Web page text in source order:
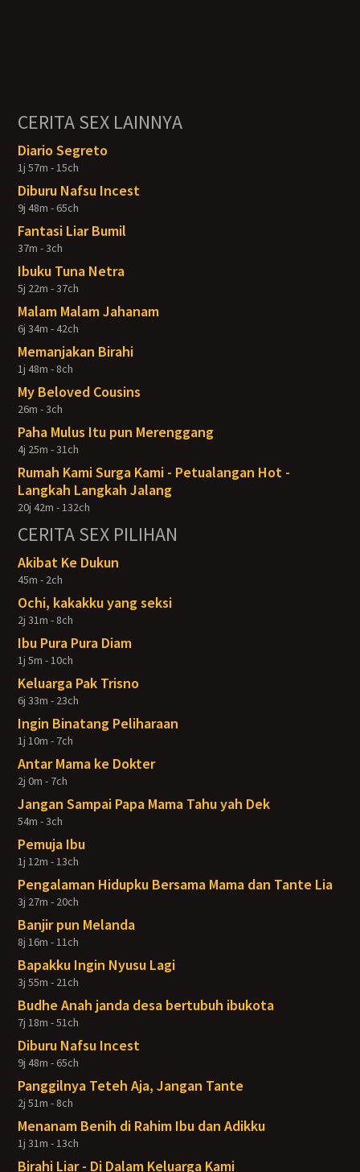
CERITA SEX LAINNYA
Diario Segreto
1j 57m - 15ch
Diburu Nafsu Incest
9j 48m - 65ch
Fantasi Liar Bumil
37m - 3ch
Ibuku Tuna Netra
5j 22m - 37ch
Malam Malam Jahanam
6j 34m - 42ch
Memanjakan Birahi
1j 48m - 8ch
My Beloved Cousins
26m - 3ch
Paha Mulus Itu pun Merenggang
4j 25m - 31ch
Rumah Kami Surga Kami - Petualangan Hot -
Langkah Langkah Jalang
20j 42m - 132ch
CERITA SEX PILIHAN
Akibat Ke Dukun
45m - 2ch
Ochi, kakakku yang seksi
2j 31m - 8ch
Ibu Pura Pura Diam
1j 5m - 10ch
Keluarga Pak Trisno
6j 33m - 23ch
Ingin Binatang Peliharaan
1j 10m - 7ch
Antar Mama ke Dokter
2j 0m - 7ch
Jangan Sampai Papa Mama Tahu yah Dek
54m - 3ch
Pemuja Ibu
1j 12m - 13ch
Pengalaman Hidupku Bersama Mama dan Tante Lia
3j 27m - 20ch
Banjir pun Melanda
8j 16m - 11ch
Bapakku Ingin Nyusu Lagi
3j 55m - 21ch
Budhe Anah janda desa bertubuh ibukota
7j 18m - 51ch
Diburu Nafsu Incest
9j 48m - 65ch
Panggilnya Teteh Aja, Jangan Tante
2j 51m - 8ch
Menanam Benih di Rahim Ibu dan Adikku
1j 31m - 13ch
Birahi Liar - Di Dalam Keluarga Kami